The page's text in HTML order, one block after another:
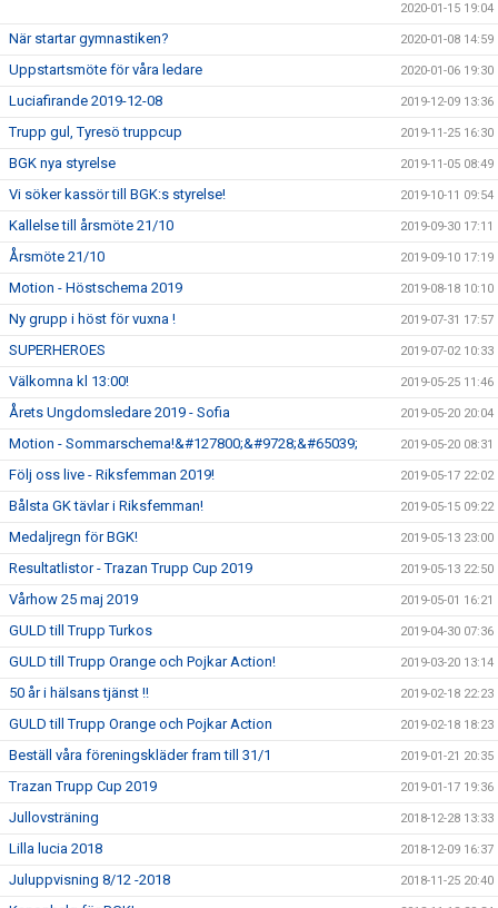
2020-01-15 19:04
När startar gymnastiken? 2020-01-08 14:59
Uppstartsmöte för våra ledare 2020-01-06 19:30
Luciafirande 2019-12-08 2019-12-09 13:36
Trupp gul, Tyresö truppcup 2019-11-25 16:30
BGK nya styrelse 2019-11-05 08:49
Vi söker kassör till BGK:s styrelse! 2019-10-11 09:54
Kallelse till årsmöte 21/10 2019-09-30 17:11
Årsmöte 21/10 2019-09-10 17:19
Motion - Höstschema 2019 2019-08-18 10:10
Ny grupp i höst för vuxna ! 2019-07-31 17:57
SUPERHEROES 2019-07-02 10:33
Välkomna kl 13:00! 2019-05-25 11:46
Årets Ungdomsledare 2019 - Sofia 2019-05-20 20:04
Motion - Sommarschema!&#127800;&#9728;&#65039; 2019-05-20 08:31
Följ oss live - Riksfemman 2019! 2019-05-17 22:02
Bålsta GK tävlar i Riksfemman! 2019-05-15 09:22
Medaljregn för BGK! 2019-05-13 23:00
Resultatlistor - Trazan Trupp Cup 2019 2019-05-13 22:50
Vårhow 25 maj 2019 2019-05-01 16:21
GULD till Trupp Turkos 2019-04-30 07:36
GULD till Trupp Orange och Pojkar Action! 2019-03-20 13:14
50 år i hälsans tjänst !! 2019-02-18 22:23
GULD till Trupp Orange och Pojkar Action 2019-02-18 18:23
Beställ våra föreningskläder fram till 31/1 2019-01-21 20:35
Trazan Trupp Cup 2019 2019-01-17 19:36
Jullovsträning 2018-12-28 13:33
Lilla lucia 2018 2018-12-09 16:37
Juluppvisning 8/12 -2018 2018-11-25 20:40